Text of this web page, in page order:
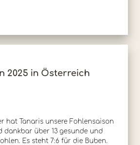
2025 in Österreich
hat Tanaris unsere Fohlensaison
dankbar über 13 gesunde und
Es steht 7:6 für die Buben.